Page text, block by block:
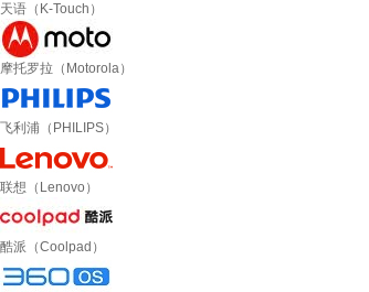
天语（K-Touch）
摩托罗拉（Motorola）
飞利浦（PHILIPS）
联想（Lenovo）
酷派（Coolpad）